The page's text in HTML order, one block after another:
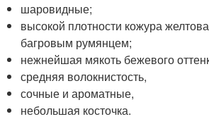
шаровидные;
высокой плотности кожура
багровым румянцем;
нежнейшая мякоть бежевого
средняя волокнистость,
сочные и ароматные,
небольшая косточка.